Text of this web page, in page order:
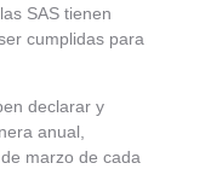
SAS tienen
cumplidas para
declarar y
anual,
marzo de cada